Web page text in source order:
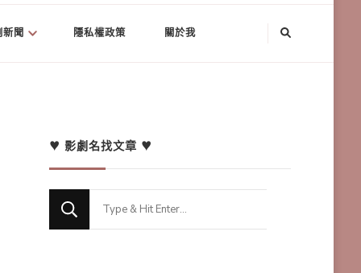
聞 隱私權政策 關於我
♥ 影劇名找文章 ♥
Looking